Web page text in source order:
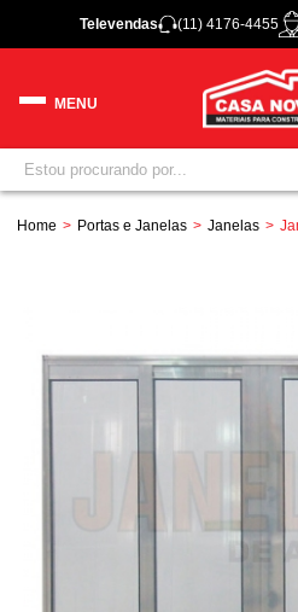
Televendas (11) 4176-4455
Home Portas e Janelas Janelas